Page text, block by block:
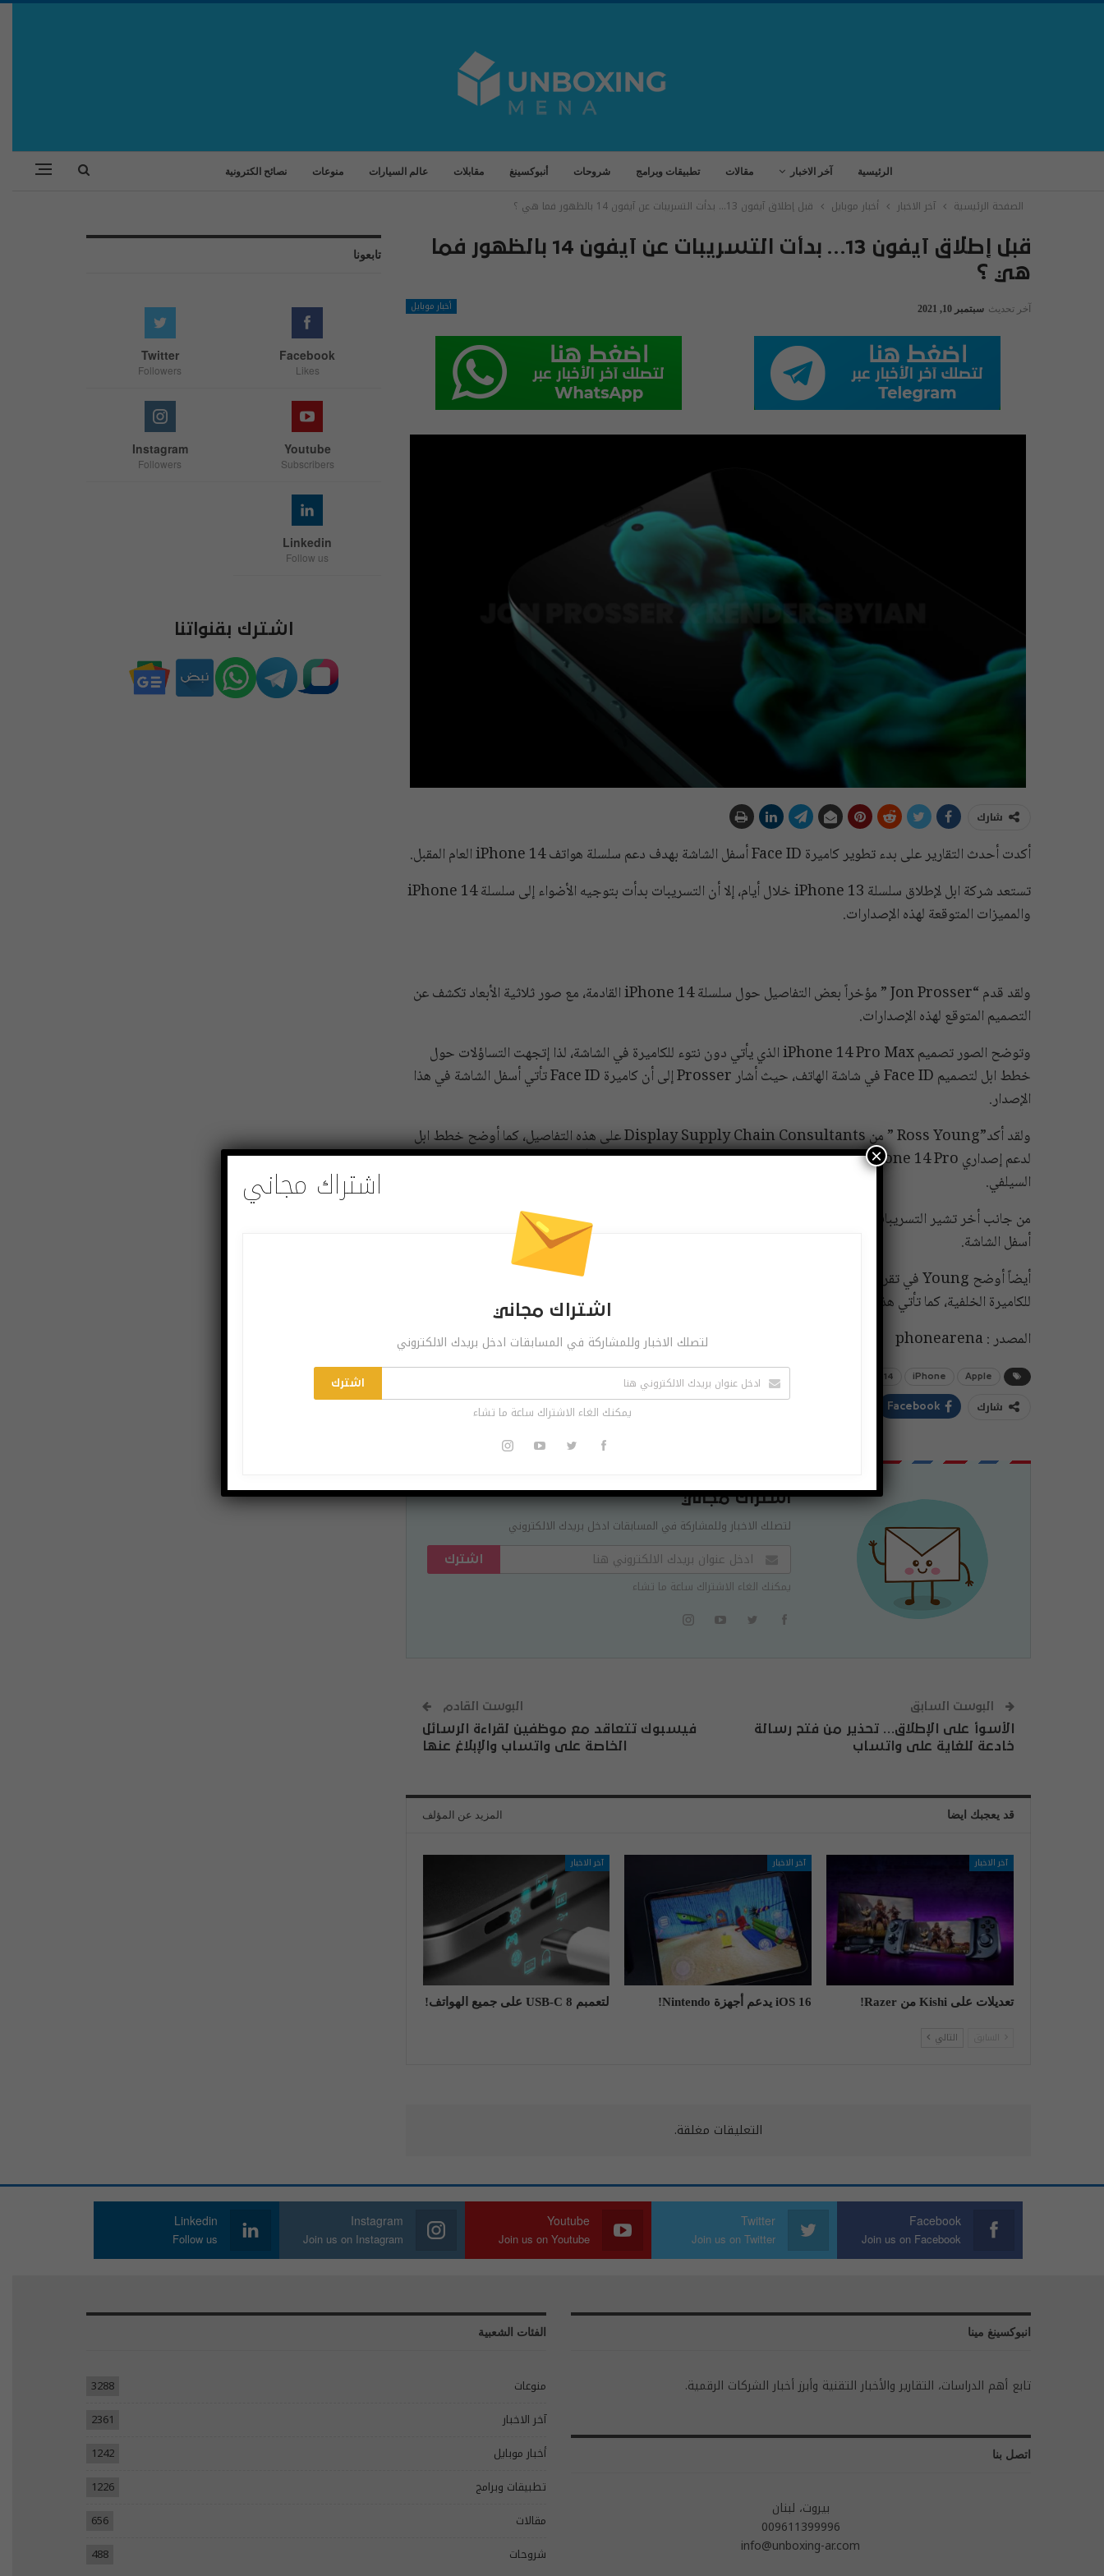
الرئيسية آخر الاخبار مقالات تطبيقات وبرامج شروحات أنبوكسينغ مقابلات عالم السيارات منوعات نصائح الكترونية
الصفحة الرئيسية آخر الاخبار أخبار موبايل قبل إطلاق آيفون 13… بدأت التسريبات عن آيفون 14 بالظهور فما هي ؟
قبل إطلاق آيفون 13… بدأت التسريبات عن آيفون 14 بالظهور فما
هي ؟
أخبار موبايل آخر تحديث سبتمبر 10, 2021
شارك
أكدت أحدث التقارير على بدء تطوير كاميرة Face ID أسفل الشاشة بهدف دعم سلسلة هواتف iPhone 14 العام المقبل.
تستعد شركة ابل لإطلاق سلسلة iPhone 13 خلال أيام، إلا أن التسريبات بدأت بتوجيه الأضواء إلى سلسلة iPhone 14
والمميزات المتوقعة لهذه الإصدارات.
ولقد قدم “Jon Prosser ” مؤخراً بعض التفاصيل حول سلسلة iPhone 14 القادمة، مع صور ثلاثية الأبعاد تكشف عن
التصميم المتوقع لهذه الإصدارات.
وتوضح الصور تصميم iPhone 14 Pro Max الذي يأتي دون نتوء للكاميرة في الشاشة، لذا إتجهت التساؤلات حول
خطط ابل لتصميم Face ID في شاشة الهاتف، حيث أشار Prosser إلى أن كاميرة Face ID تأتي أسفل الشاشة في هذا
الإصدار.
ولقد أكد”Ross Young ” من Display Supply Chain Consultants على هذه التفاصيل، كما أوضح خطط ابل
لدعم إصداري iPhone 14 Pro وiPhone 14 Pro Max بتقنية كاميرة Face ID أسفل الشاشة، مع ثقب لكاميرة
السيلفي.
أسفل الشاشة.
للكاميرة الخلفية، كما تأتي هذه الإصدارات بحجم شاشة 6.1 إنش، و6.7 إنش.
المصدر : phonearena
Apple
iPhone
iphone 14
شارك Facebook
اشتراك مجاني
لتصلك الاخبار وللمشاركة في المسابقات ادخل بريدك الالكتروني
اشترك
يمكنك الغاء الاشتراك ساعة ما تشاء
البوست السابق
الأسوأ على الإطلاق… تحذير من فتح رسالة
خادعة للغاية على واتساب
البوست القادم
فيسبوك تتعاقد مع موظفين لقراءة الرسائل
الخاصة على واتساب والإبلاغ عنها
قد يعجبك ايضا المزيد عن المؤلف
آخر الاخبار
تعديلات على Kishi من Razer!
آخر الاخبار
iOS 16 يدعم أجهزة Nintendo!
آخر الاخبار
لتعمبم USB-C 8 على جميع الهواتف!
التالي
التعليقات مغلقة.
تابعونا
Facebook
Likes
Twitter
Followers
Youtube
Subscribers
Instagram
Followers
Linkedin
Follow us
اشترك بقنواتنا
Facebook
Join us on Facebook
Twitter
Join us on Twitter
Youtube
Join us on Youtube
Instagram
Join us on Instagram
Linkedin
Follow us
انبوكسينغ مينا
تابع أهم الدراسات، التقارير والأخبار التقنية وأبرز أخبار الشركات الرقمية.
اتصل بنا
بيروت، لبنان
009611399996
info@unboxing-ar.com
الفئات الشعبية
منوعات
3288
آخر الاخبار
2361
أخبار موبايل
1242
تطبيقات وبرامج
1226
مقالات
656
شروحات
488
اشتراك مجاني
اشتراك مجاني
لتصلك الاخبار وللمشاركة في المسابقات ادخل بريدك الالكتروني
اشترك
يمكنك الغاء الاشتراك ساعة ما تشاء
×